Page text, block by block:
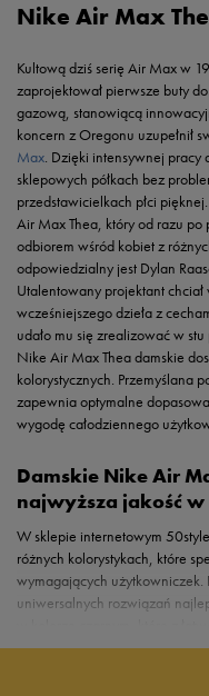
Nike Air Max
Kultową dziś serię Air Max w
zaprojektował pierwsze buty
gazową, stanowiącą
koncern z Oregonu uzupełnił
Max. Dzięki intensywnej pracy
sklepowych półkach bez
przedstawicielkach płci
Air Max Thea, który od razu po
odbiorem wśród kobiet z
odpowiedzialny jest Dylan
Utalentowany projektant
wcześniejszego dzieła z
udało mu się zrealizować w
Nike Air Max Thea damskie
kolorystycznych. Przemyślana
zapewnia optymalne
wygodę całodziennego
Damskie Nike Air
najwyższa jakość
W sklepie internetowym
różnych kolorystykach, które
wymagających użytkowniczek.
uniwersalnych rozwiązań
ubraniami, jakie znajdują się w
propozycja uzupełniania